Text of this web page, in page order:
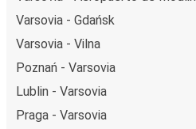
Varsovia - Gdańsk
Varsovia - Vilna
Poznań - Varsovia
Lublin - Varsovia
Praga - Varsovia